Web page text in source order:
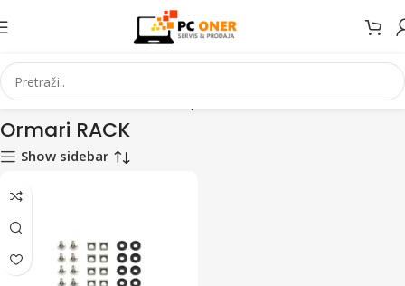
Početna Informatika Mrežna oprema Ormari RACK
Ormari RACK
Show sidebar